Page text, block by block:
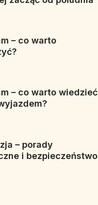
– co warto
– co warto wiedzieć
– porady
i bezpieczeństwo